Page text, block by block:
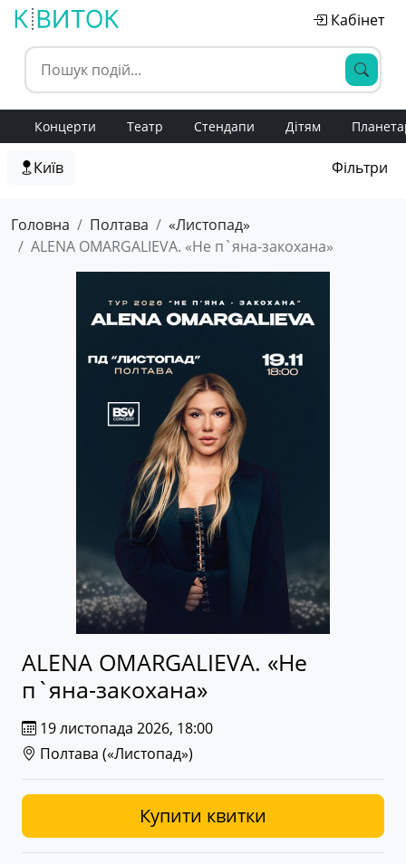
Кабінет
Концерти Театр Стендапи Дітям
Київ Фільтри
Головна Полтава
«Листопад»
ALENA OMARGALIEVA. «Не п`яна-закохана»
ALENA OMARGALIEVA. «Не
п`яна-закохана»
19 листопада 2026, 18:00
Полтава («Листопад»)
Купити квитки